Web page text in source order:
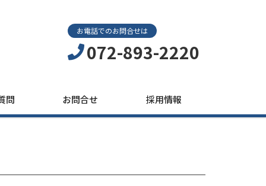
お電話でのお問合せは
072-893-2220
問 お問合せ 採用情報